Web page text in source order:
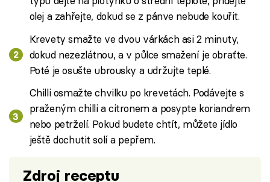
olej a zahřejte, dokud se z pánve nebude kouřit.
Krevety smažte ve dvou várkách asi 2 minuty,
dokud nezezlátnou, a v půlce smažení je obraťte.
Poté je osušte ubrousky a udržujte teplé.
Chilli osmažte chvilku po krevetách. Podávejte s
praženým chilli a citronem a posypte koriandrem
nebo petrželí. Pokud budete chtít, můžete jídlo
ještě dochutit solí a pepřem.
Zdroj receptu